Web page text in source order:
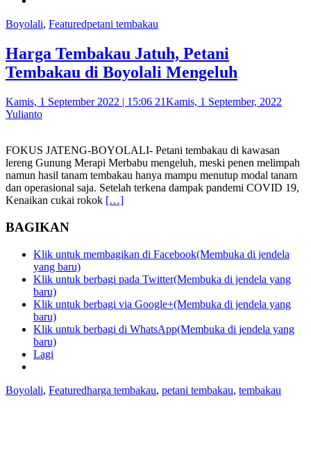
Boyolali, Featuredpetani tembakau
Harga Tembakau Jatuh, Petani
Tembakau di Boyolali Mengeluh
Kamis, 1 September 2022 | 15:06 21Kamis, 1 September, 2022
Yulianto
FOKUS JATENG-BOYOLALI- Petani tembakau di kawasan
lereng Gunung Merapi Merbabu mengeluh, meski penen melimpah
namun hasil tanam tembakau hanya mampu menutup modal tanam
dan operasional saja. Setelah terkena dampak pandemi COVID 19,
Kenaikan cukai rokok […]
BAGIKAN
Klik untuk membagikan di Facebook(Membuka di jendela
yang baru)
Klik untuk berbagi pada Twitter(Membuka di jendela yang
baru)
Klik untuk berbagi via Google+(Membuka di jendela yang
baru)
Klik untuk berbagi di WhatsApp(Membuka di jendela yang
baru)
Lagi
Boyolali, Featuredharga tembakau, petani tembakau, tembakau